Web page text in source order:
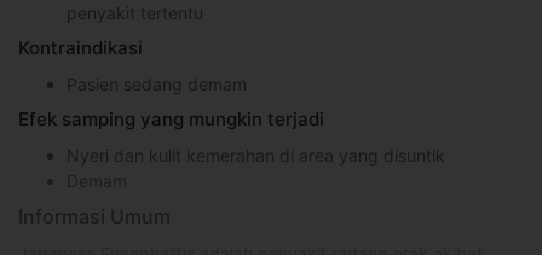
penyakit tertentu
Kontraindikasi
Pasien sedang demam
Efek samping yang mungkin terjadi
Nyeri dan kulit kemerahan di area yang disuntik
Demam
Informasi Umum